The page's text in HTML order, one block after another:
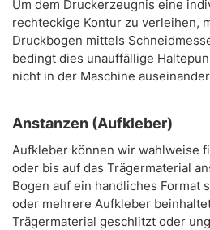
Um dem Druckerzeugnis eine
rechteckige Kontur zu verleihen,
Druckbogen mittels
bedingt dies unauffällige
nicht in der Maschine
Anstanzen (Aufkleber)
Aufkleber können wir wahlweise
oder bis auf das Trägermaterial
Bogen auf ein handliches Format
oder mehrere Aufkleber
Trägermaterial geschlitzt oder